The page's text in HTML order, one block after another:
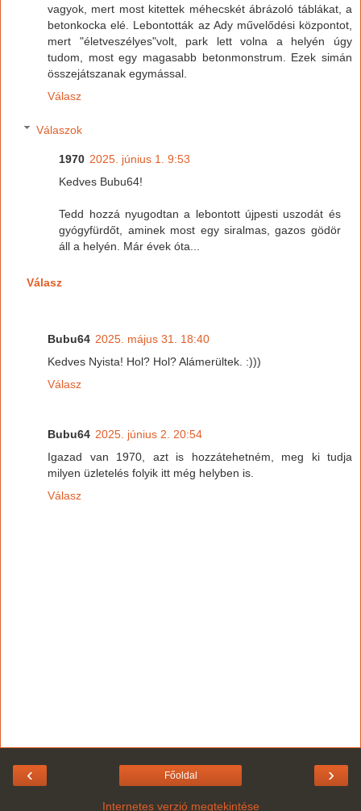
vagyok, mert most kitettek méhecskét ábrázoló táblákat, a
betonkocka elé. Lebontották az Ady művelődési központot,
mert "életveszélyes"volt, park lett volna a helyén úgy
tudom, most egy magasabb betonmonstrum. Ezek simán
összejátszanak egymással.
Válasz
Válaszok
1970 2025. június 1. 9:53
Kedves Bubu64!
Tedd hozzá nyugodtan a lebontott újpesti uszodát és
gyógyfürdőt, aminek most egy siralmas, gazos gödör
áll a helyén. Már évek óta...
Válasz
Bubu64 2025. május 31. 18:40
Kedves Nyista! Hol? Hol? Alámerültek. :)))
Válasz
Bubu64 2025. június 2. 20:54
Igazad van 1970, azt is hozzátehetném, meg ki tudja
milyen üzletelés folyik itt még helyben is.
Válasz
‹ ›
Főoldal
Internetes verzió megtekintése